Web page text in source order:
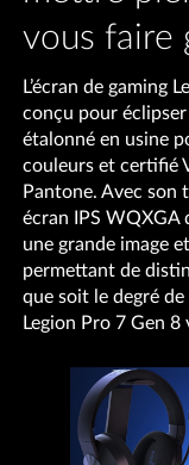
vous faire
L’écran de gaming
conçu pour éclipser
étalonné en usine
couleurs et certifié
Pantone. Avec son
écran IPS WQXGA
une grande image
permettant de
que soit le degré
Legion Pro 7 Gen